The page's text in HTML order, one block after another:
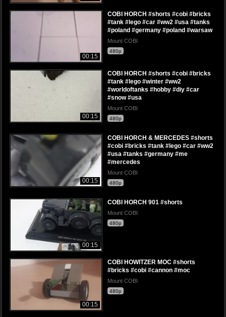
00:15
COBI HORCH #shorts #cobi #bricks
#tank #lego #car #ww2 #usa #tanks
#poland #germany #poland #warsaw
Mount COBI
480p
00:15
COBI HORCH #shorts #cobi #bricks
#tank #lego #winter #ww2
#worldoftanks #hobby #diy #car
#snow #usa
Mount COBI
480p
00:15
COBI HORCH & MERCEDES #shorts
#cobi #bricks #tank #lego #car #ww2
#usa #tanks #germany #me
#mercedes
Mount COBI
480p
00:15
COBI HORCH 901 #shorts
Mount COBI
480p
00:15
COBI HOWITZER MOC #shorts
#bricks #cobi #cannon #moc
Mount COBI
480p